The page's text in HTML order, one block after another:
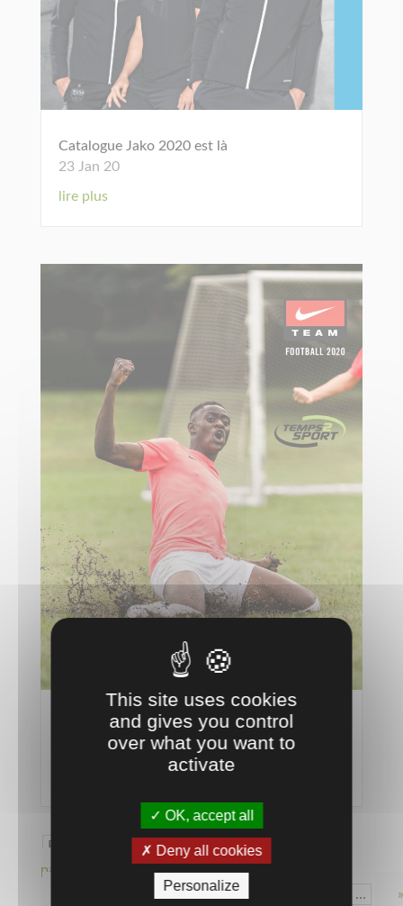
Catalogue Jako 2020 est là
23 Jan 20
lire plus
Catalogue Nike Teamwear 2020 Spécial Club
10 Jan 20
Page 10 sur 15
« Première
page
…
10 …
»
This site uses cookies
and gives you control
over what you want to
activate
OK, accept all
Deny all cookies
Personalize